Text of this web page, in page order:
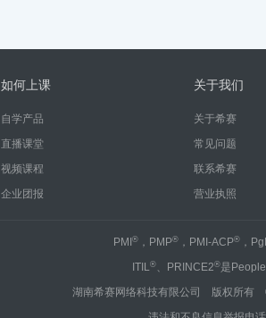
如何上课
自学产品
直播课堂
视频课程
企业团报
关于我们
关于希赛
常见问题
联系希赛
营业执照
PMI ®，PMP®，PMI-ACP®，
ITIL®、PRINCE2®是
湖南希赛网络科技有限公司 版权所